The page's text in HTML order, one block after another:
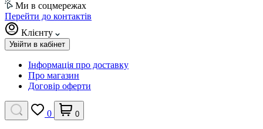
Ми в соцмережах
Перейти до контактів
Клієнту
Увійти в кабінет
Інформація про доставку
Про магазин
Договір оферти
0 0